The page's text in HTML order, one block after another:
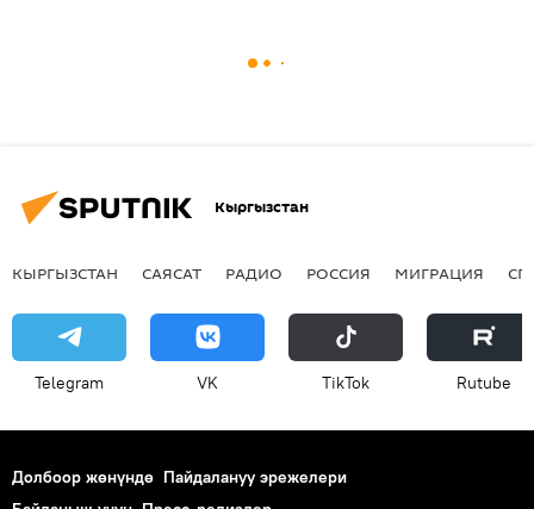
Кыргызстан
КЫРГЫЗСТАН САЯСАТ РАДИО РОССИЯ МИГРАЦИЯ
Telegram VK ТikТоk Rutube
Долбоор жөнүндө Пайдалануу эрежелери